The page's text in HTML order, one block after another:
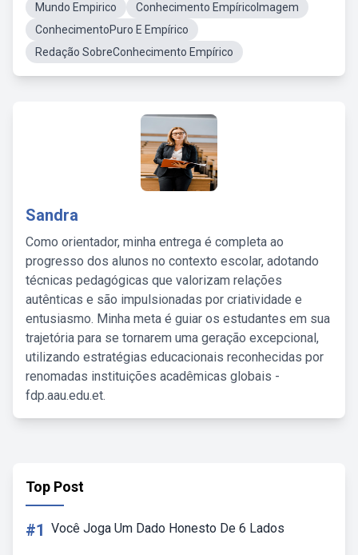
Mundo Empirico
Conhecimento EmpíricoImagem
ConhecimentoPuro E Empírico
Redação SobreConhecimento Empírico
Sandra
Como orientador, minha entrega é completa ao
progresso dos alunos no contexto escolar, adotando
técnicas pedagógicas que valorizam relações
autênticas e são impulsionadas por criatividade e
entusiasmo. Minha meta é guiar os estudantes em sua
trajetória para se tornarem uma geração excepcional,
utilizando estratégias educacionais reconhecidas por
renomadas instituições acadêmicas globais -
fdp.aau.edu.et.
Top Post
#1 Você Joga Um Dado Honesto De 6 Lados